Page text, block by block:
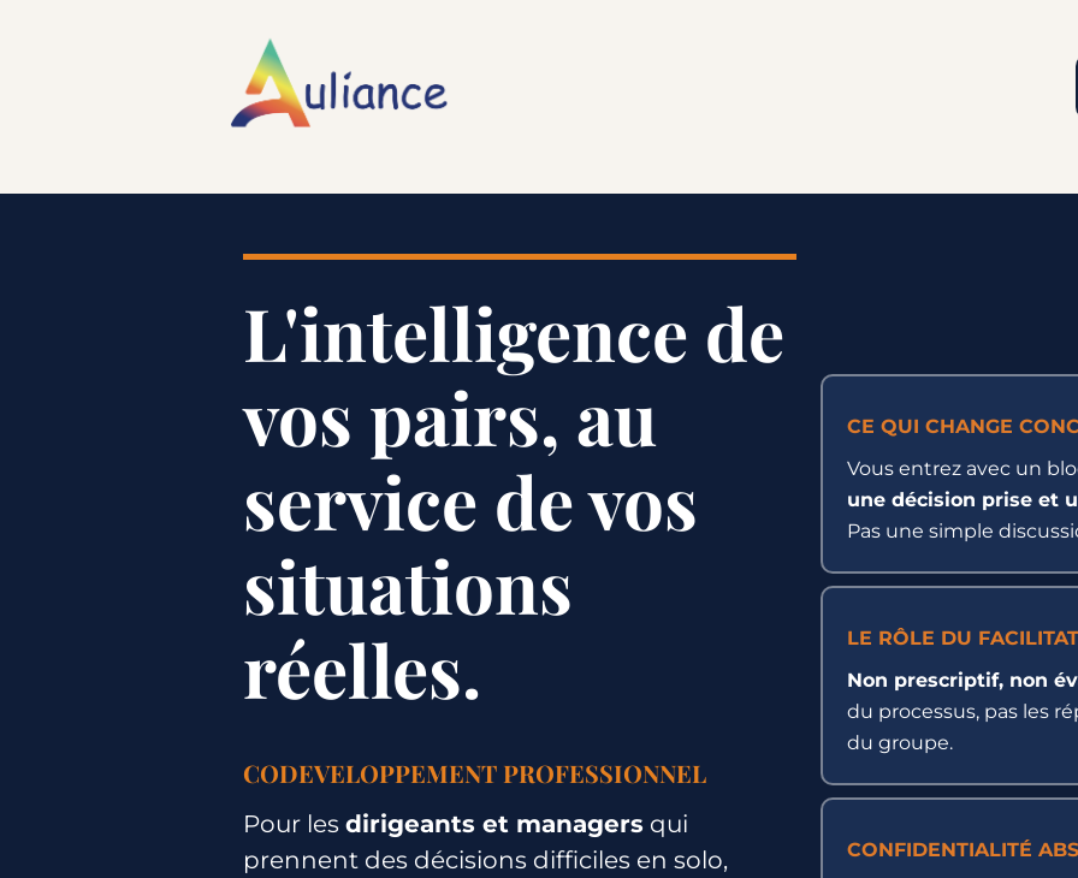
L'intelligence de
vos pairs, au
service de vos
situations
réelles.
CODEVELOPPEMENT PROFESSIONNEL
Pour les dirigeants et managers qui
prennent des décisions difficiles en solo,
CE QUI CHANGE
Vous entrez avec un
une décision prise et
Pas une simple
LE RÔLE DU
Non prescriptif, non
du processus, pas les
du groupe.
CONFIDENTIALITÉ